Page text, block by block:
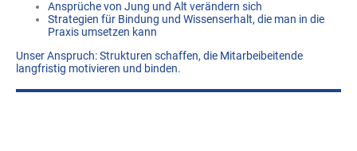
Ansprüche von Jung und Alt verändern sich
Strategien für Bindung und Wissenserhalt, die man in die
Praxis umsetzen kann
Unser Anspruch: Strukturen schaffen, die Mitarbeibeitende
langfristig motivieren und binden.